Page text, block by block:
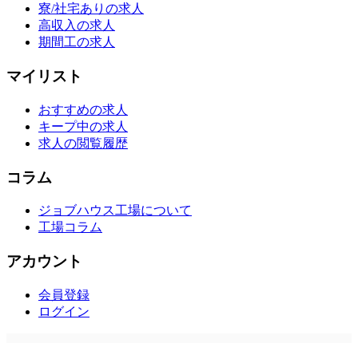
寮/社宅ありの求人
高収入の求人
期間工の求人
マイリスト
おすすめの求人
キープ中の求人
求人の閲覧履歴
コラム
ジョブハウス工場について
工場コラム
アカウント
会員登録
ログイン